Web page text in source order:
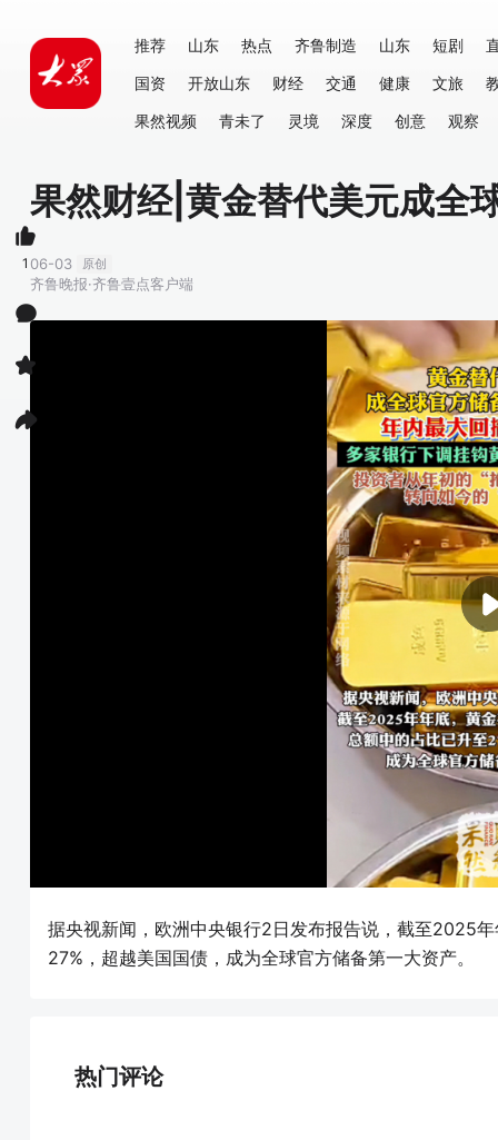
推荐 山东 热点 齐鲁制造 山东 短剧
国资
开放山东 财经 交通 健康 文旅
果然视频
青未了 灵境 深度 创意 观察
果然财经|黄金替代美元成全
06-03 原创
齐鲁晚报·齐鲁壹点客户端
据央视新闻，欧洲中央银行2日发布报告说，截至2025
27%，超越美国国债，成为全球官方储备第一大资产。
热门评论
1